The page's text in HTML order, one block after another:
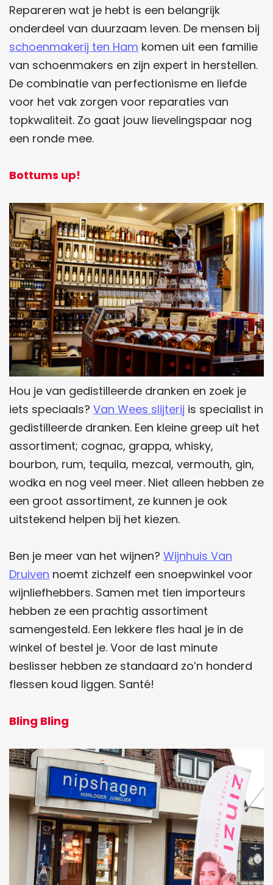
Repareren wat je hebt is een belangrijk
onderdeel van duurzaam leven. De mensen bij
schoenmakerij ten Ham komen uit een familie
van schoenmakers en zijn expert in herstellen.
De combinatie van perfectionisme en liefde
voor het vak zorgen voor reparaties van
topkwaliteit. Zo gaat jouw lievelingspaar nog
een ronde mee.
Bottums up!
Hou je van gedistilleerde dranken en zoek je
iets speciaals? Van Wees slijterij is specialist in
gedistilleerde dranken. Een kleine greep uit het
assortiment; cognac, grappa, whisky,
bourbon, rum, tequila, mezcal, vermouth, gin,
wodka en nog veel meer. Niet alleen hebben ze
een groot assortiment, ze kunnen je ook
uitstekend helpen bij het kiezen.
Ben je meer van het wijnen? Wijnhuis Van
Druiven noemt zichzelf een snoepwinkel voor
wijnliefhebbers. Samen met tien importeurs
hebben ze een prachtig assortiment
samengesteld. Een lekkere fles haal je in de
winkel of bestel je. Voor de last minute
beslisser hebben ze standaard zo’n honderd
flessen koud liggen. Santé!
Bling Bling